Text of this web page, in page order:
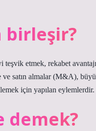
birleşir?
etmek, rekabet
satın almalar (M&A),
için yapılan eylemlerdir.
demek?